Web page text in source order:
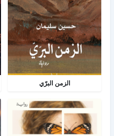
الزمن البرّي